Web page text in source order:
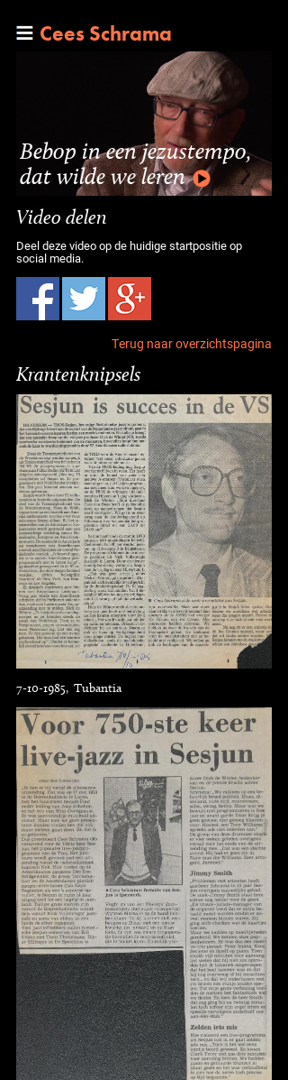
Cees Schrama
Bebop in een jezustempo,
dat wilde we leren
Video delen
Deel deze video op de huidige startpositie op
social media.
Terug naar overzichtspagina
Krantenknipsels
7-10-1985, Tubantia